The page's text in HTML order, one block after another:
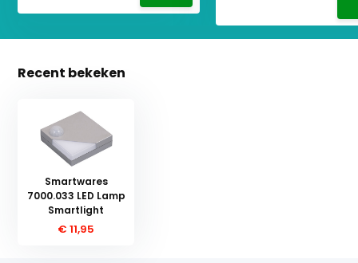
Recent bekeken
Smartwares
7000.033 LED Lamp
Smartlight
€ 11,95